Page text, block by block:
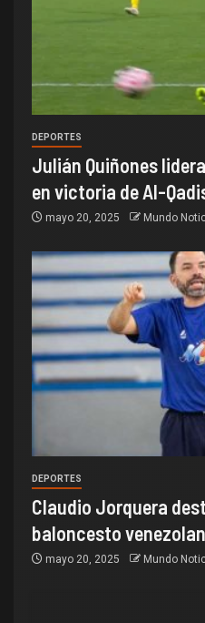
DEPORTES
Julián Quiñones
en victoria de Al-
mayo 20, 2025 Mundo
DEPORTES
Claudio Jorquera
baloncesto
mayo 20, 2025 Mundo